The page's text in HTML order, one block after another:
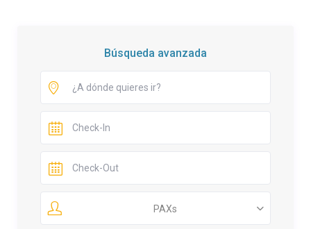
Búsqueda avanzada
PAXs